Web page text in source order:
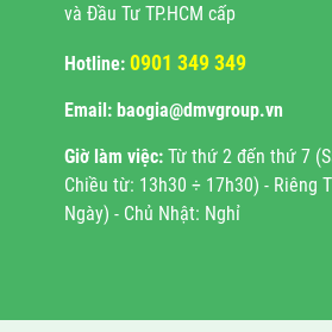
và Đầu Tư TP.HCM cấp
Hotline: 0901 349 349
Email: baogia@dmvgroup.vn
Giờ làm việc: Từ thứ 2 đến thứ 7
Chiều từ: 13h30 ÷ 17h30) - Riêng
Ngày) - Chủ Nhật: Nghỉ